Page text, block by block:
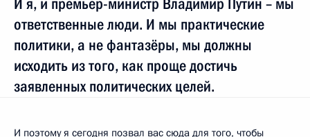
И я, и премьер-министр Владимир Путин – мы
ответственные люди. И мы практические
политики, а не фантазёры, мы должны
исходить из того, как проще достичь
заявленных политических целей.
И поэтому я сегодня позвал вас сюда для того, чтобы